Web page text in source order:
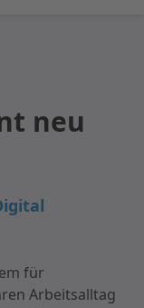
neu
für
Arbeitsalltag